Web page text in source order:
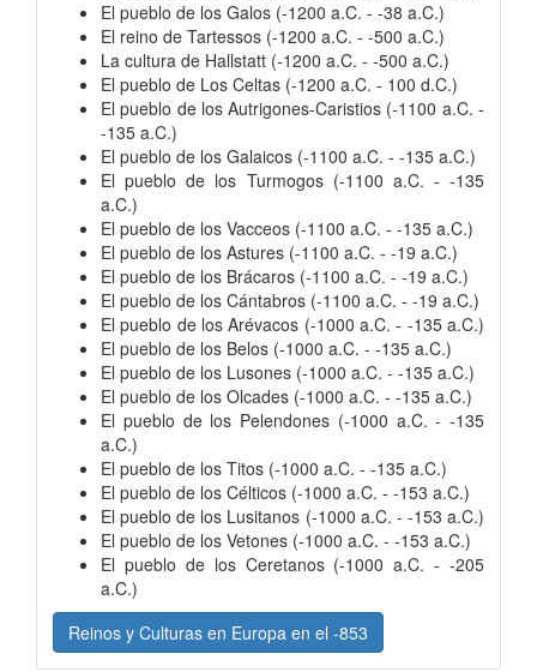
El pueblo de los Galos (-1200 a.C. - -38 a.C.)
El reino de Tartessos (-1200 a.C. - -500 a.C.)
La cultura de Hallstatt (-1200 a.C. - -500 a.C.)
El pueblo de Los Celtas (-1200 a.C. - 100 d.C.)
El pueblo de los Autrigones-Caristios (-1100 a.C. -
-135 a.C.)
El pueblo de los Galaicos (-1100 a.C. - -135 a.C.)
El pueblo de los Turmogos (-1100 a.C. - -135
a.C.)
El pueblo de los Vacceos (-1100 a.C. - -135 a.C.)
El pueblo de los Astures (-1100 a.C. - -19 a.C.)
El pueblo de los Brácaros (-1100 a.C. - -19 a.C.)
El pueblo de los Cántabros (-1100 a.C. - -19 a.C.)
El pueblo de los Arévacos (-1000 a.C. - -135 a.C.)
El pueblo de los Belos (-1000 a.C. - -135 a.C.)
El pueblo de los Lusones (-1000 a.C. - -135 a.C.)
El pueblo de los Olcades (-1000 a.C. - -135 a.C.)
El pueblo de los Pelendones (-1000 a.C. - -135
a.C.)
El pueblo de los Titos (-1000 a.C. - -135 a.C.)
El pueblo de los Célticos (-1000 a.C. - -153 a.C.)
El pueblo de los Lusitanos (-1000 a.C. - -153 a.C.)
El pueblo de los Vetones (-1000 a.C. - -153 a.C.)
El pueblo de los Ceretanos (-1000 a.C. - -205
a.C.)
Reinos y Culturas en Europa en el -853